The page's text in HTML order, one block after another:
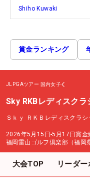
Shiho Kuwaki
賞金ランキング
JLPGAツアー 国内女子
Sky RKBレディスクラ
Ｓｋｙ ＲＫＢレディスクラシ
2026年5月15日-5月17日賞金
福岡雷山ゴルフ倶楽部（福岡
大会TOP リーダー